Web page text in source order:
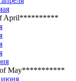
April**********
May***********